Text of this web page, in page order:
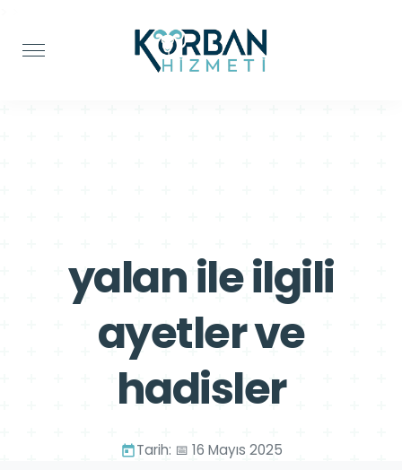
yalan ile ilgili
ayetler ve
hadisler
Tarih: 📅 16 Mayıs 2025